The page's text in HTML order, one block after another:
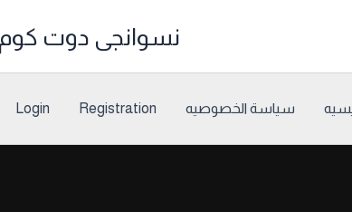
نسوانجى دوت كوم
سياسة الخصوصيه Registration
Login